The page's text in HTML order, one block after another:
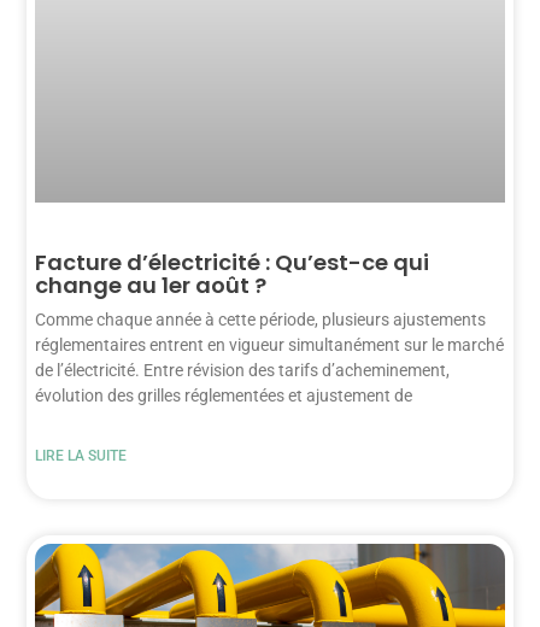
Facture d’électricité : Qu’est-ce qui
change au 1er août ?
Comme chaque année à cette période, plusieurs ajustements
réglementaires entrent en vigueur simultanément sur le marché
de l’électricité. Entre révision des tarifs d’acheminement,
évolution des grilles réglementées et ajustement de
LIRE LA SUITE